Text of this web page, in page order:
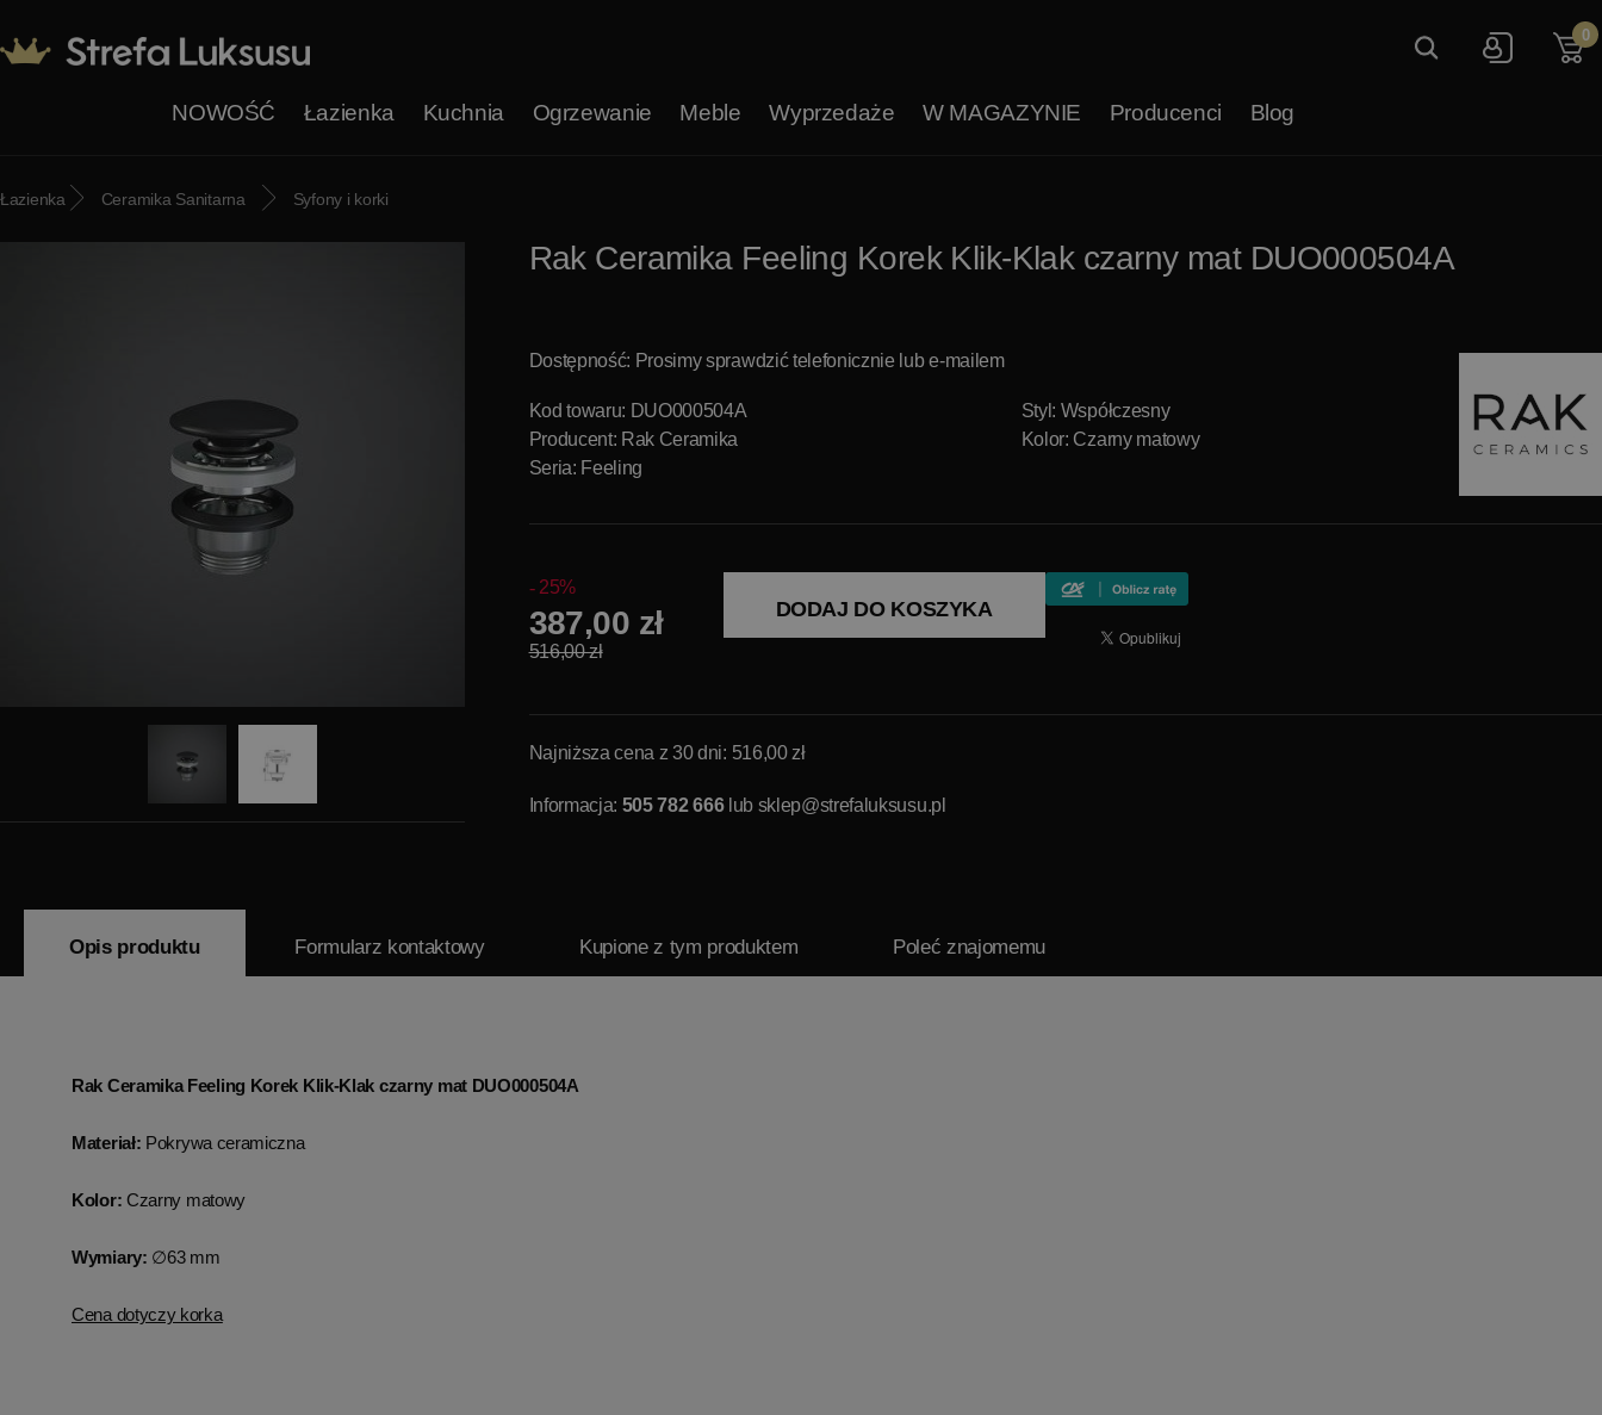
0
NOWOŚĆ Łazienka Kuchnia Ogrzewanie Meble Wyprzedaże W MAGAZYNIE Producenci Blog
Łazienka Ceramika Sanitarna Syfony i korki
Rak Ceramika Feeling Korek Klik-Klak czarny mat DUO000504A
Dostępność: Prosimy sprawdzić telefonicznie lub e-mailem
Kod towaru: DUO000504A
Producent: Rak Ceramika
Seria: Feeling
Styl: Współczesny
Kolor: Czarny matowy
25%
387,00 zł
516,00 zł
DODAJ DO KOSZYKA
Najniższa cena z 30 dni: 516,00 zł
Informacja: 505 782 666lub sklep@strefaluksusu.pl
Opis produktu Formularz kontaktowy Kupione z tym produktem Poleć znajomemu
Rak Ceramika Feeling Korek Klik-Klak czarny mat DUO000504A
Materiał: Pokrywa ceramiczna
Kolor: Czarny matowy
Wymiary: ∅63 mm
Cena dotyczy korka